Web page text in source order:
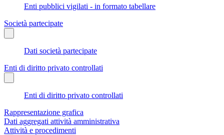
Enti pubblici vigilati - in formato tabellare
Società partecipate
Dati società partecipate
Enti di diritto privato controllati
Enti di diritto privato controllati
Rappresentazione grafica
Dati aggregati attività amministrativa
Attività e procedimenti